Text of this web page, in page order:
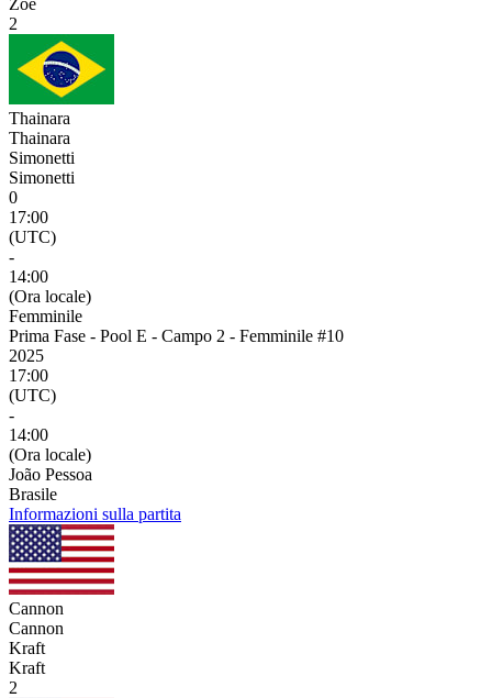
Zoé
2
Thainara
Thainara
Simonetti
Simonetti
0
17:00
(UTC)
-
14:00
(Ora locale)
Femminile
Prima Fase - Pool E - Campo 2 - Femminile #10
2025
17:00
(UTC)
-
14:00
(Ora locale)
João Pessoa
Brasile
Informazioni sulla partita
Cannon
Cannon
Kraft
Kraft
2